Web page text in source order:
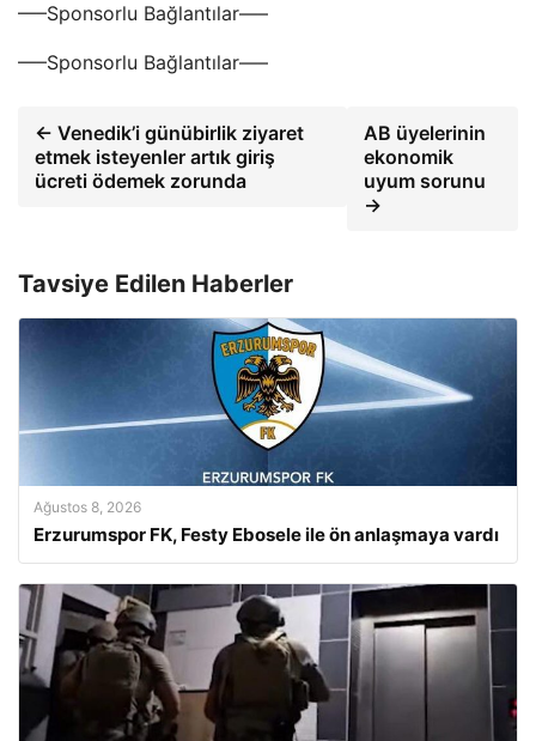
—–Sponsorlu Bağlantılar—–
—–Sponsorlu Bağlantılar—–
← Venedik’i günübirlik ziyaret
etmek isteyenler artık giriş
ücreti ödemek zorunda
AB üyelerinin
ekonomik
uyum sorunu
→
Tavsiye Edilen Haberler
Ağustos 8, 2026
Erzurumspor FK, Festy Ebosele ile ön anlaşmaya vardı